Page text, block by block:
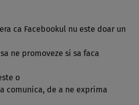
ca Facebookul nu este doar un
ne promoveze si sa faca
o
comunica, de a ne exprima